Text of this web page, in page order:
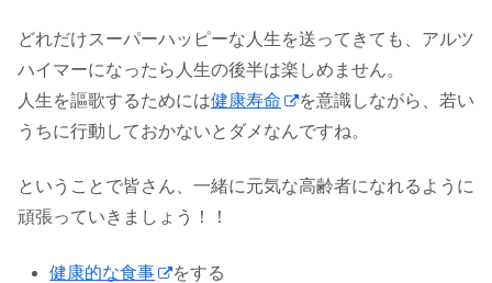
どれだけスーパーハッピーな人生を送ってきても、アルツ
ハイマーになったら人生の後半は楽しめません。
人生を謳歌するためには健康寿命
を意識しながら、若い
うちに行動しておかないとダメなんですね。
ということで皆さん、一緒に元気な高齢者になれるように
頑張っていきましょう！！
健康的な食事
をする